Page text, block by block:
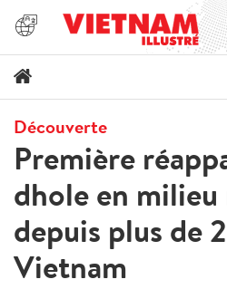
Découverte
Première
dhole en
depuis plus de
Vietnam